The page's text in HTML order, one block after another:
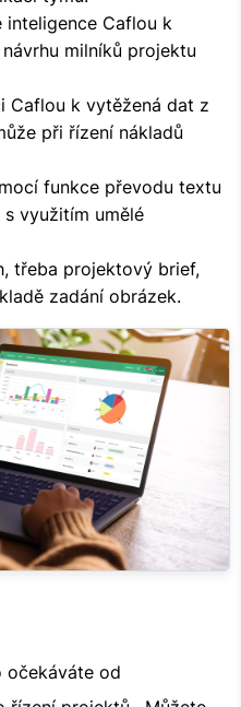
inteligence Caflou k
milníků projektu
Caflou k vytěžená dat z
při řízení nákladů
funkce převodu textu
využitím umělé
třeba projektový brief,
zadání obrázek.
očekáváte od